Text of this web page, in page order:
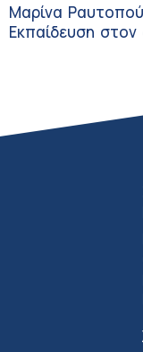
Μαρίνα
Εκπαίδευση